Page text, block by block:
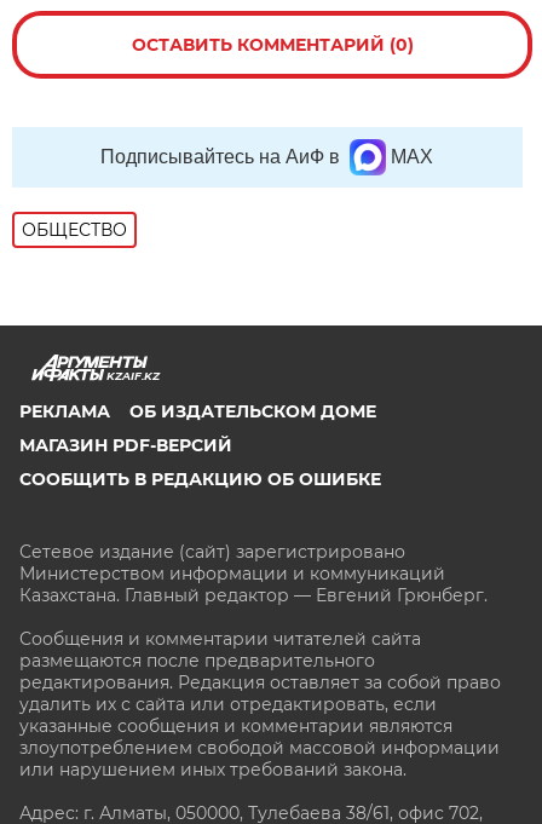
ОСТАВИТЬ КОММЕНТАРИЙ (0)
Подписывайтесь на АиФ в MAX
ОБЩЕСТВО
KZAIF.KZ
РЕКЛАМА
ОБ ИЗДАТЕЛЬСКОМ ДОМЕ
МАГАЗИН PDF-ВЕРСИЙ
СООБЩИТЬ В РЕДАКЦИЮ ОБ ОШИБКЕ
Сетевое издание (сайт) зарегистрировано
Министерством информации и коммуникаций
Казахстана. Главный редактор — Евгений Грюнберг.
Сообщения и комментарии читателей сайта
размещаются после предварительного
редактирования. Редакция оставляет за собой право
удалить их с сайта или отредактировать, если
указанные сообщения и комментарии являются
злоупотреблением свободой массовой информации
или нарушением иных требований закона.
Адрес: г. Алматы, 050000, Тулебаева 38/61, офис 702,